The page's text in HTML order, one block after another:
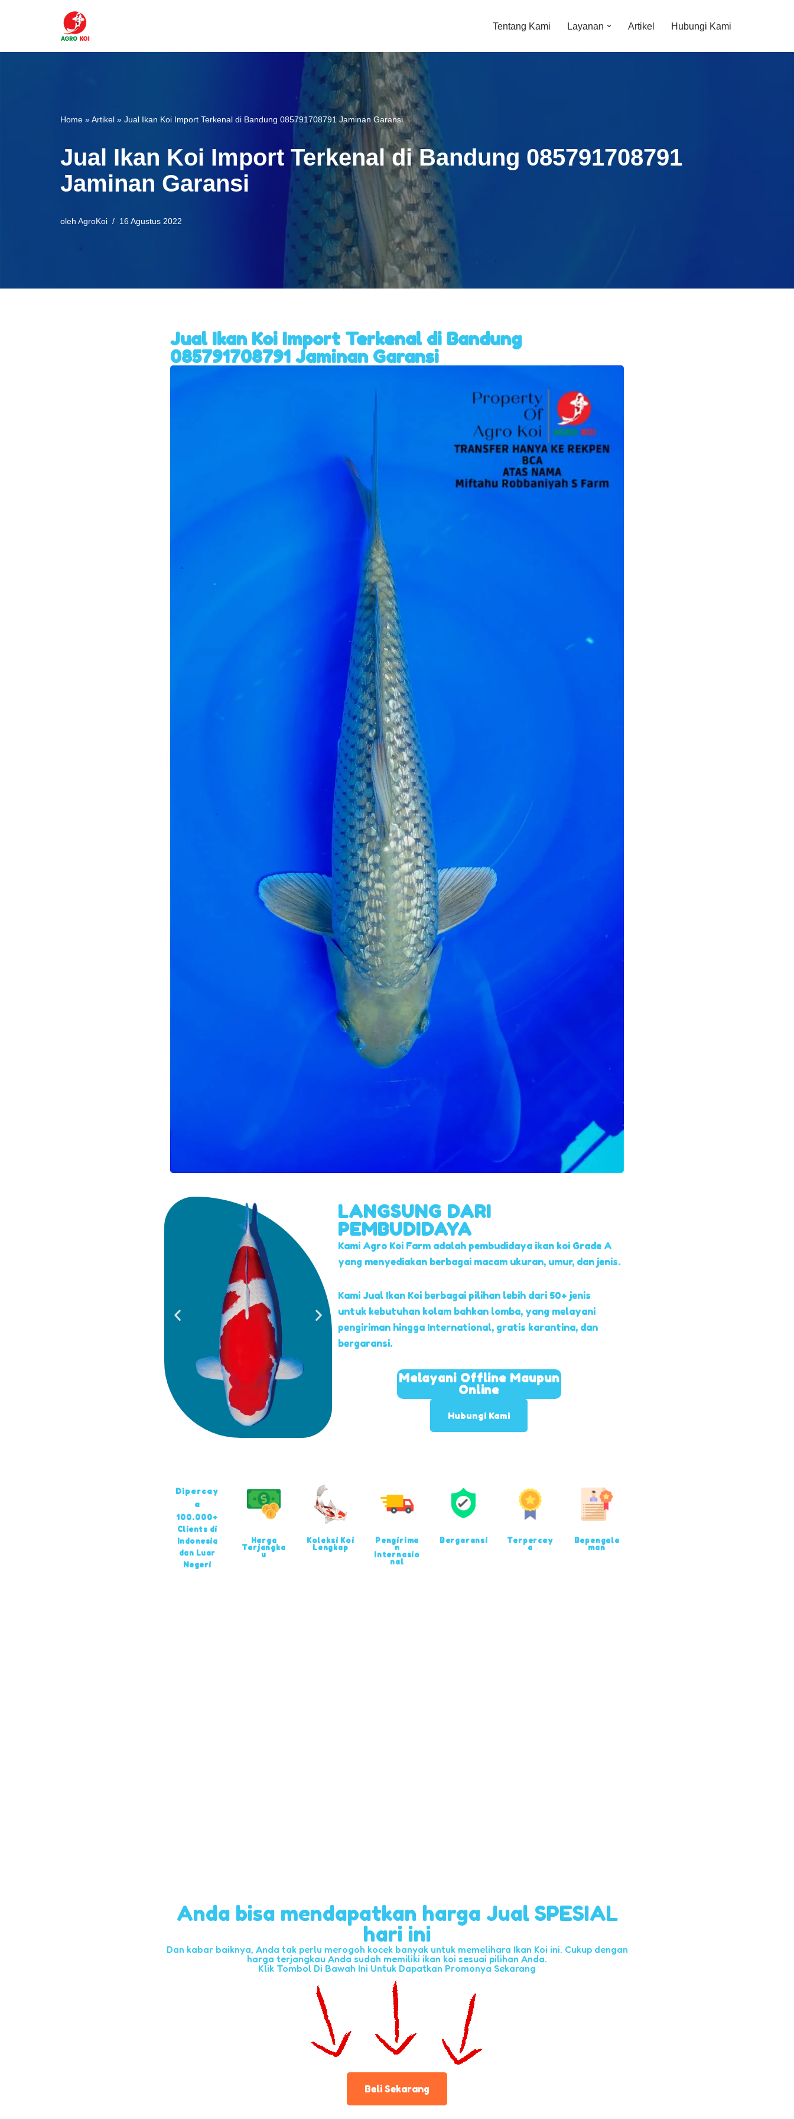
Tentang Kami Layanan Artikel Hubungi Kami
Home »Artikel » Jual Ikan Koi Import Terkenal di Bandung 085791708791 Jaminan Garansi
Jual Ikan Koi Import Terkenal di Bandung 085791708791
Jaminan Garansi
oleh AgroKoi 16 Agustus 2022
Jual Ikan Koi Import Terkenal di Bandung
085791708791 Jaminan Garansi
LANGSUNG DARI
PEMBUDIDAYA
Kami Agro Koi Farm adalah pembudidaya ikan koi Grade A
yang menyediakan berbagai macam ukuran, umur, dan jenis.
Kami Jual Ikan Koi berbagai pilihan lebih dari 50+ jenis
untuk kebutuhan kolam bahkan lomba, yang melayani
pengiriman hingga International, gratis karantina, dan
bergaransi.
Melayani Offline Maupun
Online
Hubungi Kami
Dipercay
a
100.000+
Clients di
Indonesia
dan Luar
Negeri
Harga
Terjangka
u
Koleksi Koi
Lengkap
Pengirima
n
Internasio
nal
Bergaransi
Terpercay
a
Bepengala
man
Anda bisa mendapatkan harga Jual SPESIAL
hari ini
Dan kabar baiknya, Anda tak perlu merogoh kocek banyak untuk memelihara Ikan Koi ini. Cukup dengan
harga terjangkau Anda sudah memiliki ikan koi sesuai pilihan Anda.
Klik Tombol Di Bawah Ini Untuk Dapatkan Promonya Sekarang
Beli Sekarang